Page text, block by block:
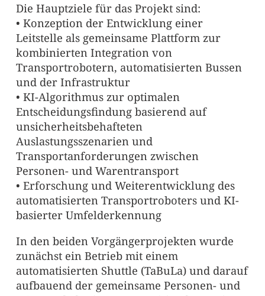
Die Hauptziele für das Projekt sind:
• Konzeption der Entwicklung einer
Leitstelle als gemeinsame Plattform zur
kombinierten Integration von
Transportrobotern, automatisierten Bussen
und der Infrastruktur
• KI-Algorithmus zur optimalen
Entscheidungsfindung basierend auf
unsicherheitsbehafteten
Auslastungsszenarien und
Transportanforderungen zwischen
Personen- und Warentransport
• Erforschung und Weiterentwicklung des
automatisierten Transportroboters und KI-
basierter Umfelderkennung
In den beiden Vorgängerprojekten wurde
zunächst ein Betrieb mit einem
automatisierten Shuttle (TaBuLa) und darauf
aufbauend der gemeinsame Personen- und